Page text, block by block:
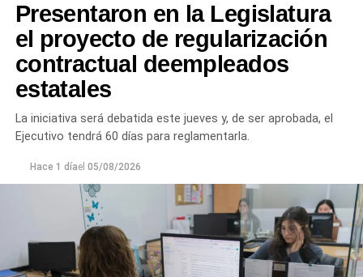
Presentaron en la Legislatura
el proyecto de regularización
contractual deempleados
estatales
La iniciativa será debatida este jueves y, de ser aprobada, el
Ejecutivo tendrá 60 días para reglamentarla.
Hace 1 díael 05/08/2026